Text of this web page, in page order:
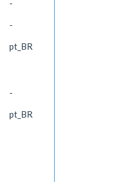
-
-
pt_BR
-
pt_BR